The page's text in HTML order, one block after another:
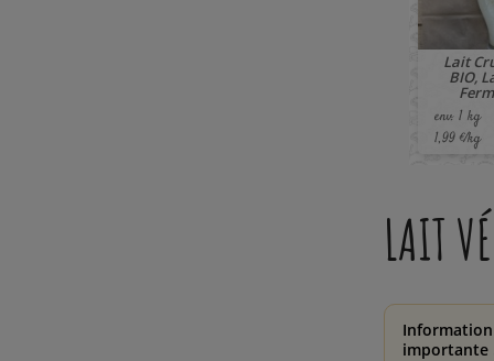
Lait
BIO,
env. 1 kg
1,99 €/kg
LAIT
Information
importante